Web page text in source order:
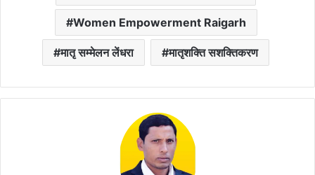
Women Empowerment Raigarh
मातृ सम्मेलन लेंधरा मातृशक्ति सशक्तिकरण